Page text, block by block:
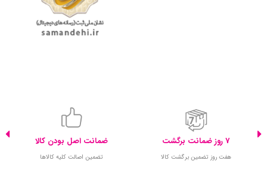
7 روز ضمانت برگشت
هفت روز تضمین برگشت کالا
ضمانت اصل بودن کالا
تضمین اصالت کلیه کالاها